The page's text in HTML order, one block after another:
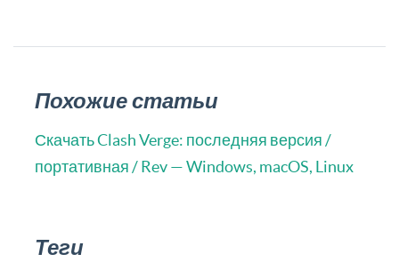
Похожие статьи
Скачать Clash Verge: последняя версия /
портативная / Rev — Windows, macOS, Linux
Теги